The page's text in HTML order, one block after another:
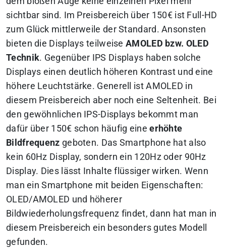
sichtbar sind. Im Preisbereich über 150€ ist Full-HD
zum Glück mittlerweile der Standard. Ansonsten
bieten die Displays teilweiseAMOLED bzw. OLED
Technik. Gegenüber IPS Displays haben solche
Displays einen deutlich höheren Kontrast und eine
höhere Leuchtstärke. Generell ist AMOLED in
diesem Preisbereich aber noch eine Seltenheit. Bei
den gewöhnlichen IPS-Displays bekommt man
dafür über 150€ schon häufig eineerhöhte
Bildfrequenz geboten. Das Smartphone hat also
kein 60Hz Display, sondern ein 120Hz oder 90Hz
Display. Dies lässt Inhalte flüssiger wirken. Wenn
man ein Smartphone mit beiden Eigenschaften:
OLED/AMOLED und höherer
Bildwiederholungsfrequenz findet, dann hat man in
diesem Preisbereich ein besonders gutes Modell
gefunden.